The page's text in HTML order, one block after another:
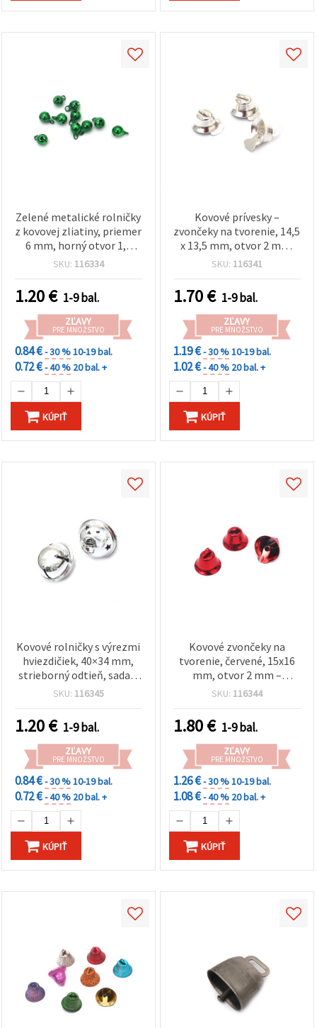
Zelené metalické rolničky
z kovovej zliatiny, priemer
6 mm, horný otvor 1,5
mm, lesklé prevedenie, 20
šperkov, vianočné ozdoby
a DIY dekorácie
SKU: 116334
1.20€ 1-9 bal.
ZĽAVY
PRE MNOŽSTVO
0.84 €- 30 %10-19 bal.
0.72 €- 40 % 20 bal. +
KÚPIŤ
Kovové prívesky –
zvončeky na tvorenie, 14,5
x 13,5 mm, otvor 2 mm,
biele, balenie 10 ks
SKU: 116341
1.70€ 1-9 bal.
ZĽAVY
PRE MNOŽSTVO
1.19 €- 30 %10-19 bal.
1.02 €- 40 % 20 bal. +
KÚPIŤ
Kovové rolničky s výrezmi
hviezdičiek, 40×34 mm,
strieborný odtieň, sada 2
ks – dekoračné na DIY
sviatočné dekorácie
SKU: 116345
1.20€ 1-9 bal.
ZĽAVY
PRE MNOŽSTVO
0.84 €- 30 %10-19 bal.
0.72 €- 40 % 20 bal. +
KÚPIŤ
Kovové zvončeky na
tvorenie, červené, 15x16
mm, otvor 2 mm –
balenie 10 ks
SKU: 116344
1.80€ 1-9 bal.
ZĽAVY
PRE MNOŽSTVO
1.26 €- 30 %10-19 bal.
1.08 €- 40 % 20 bal. +
KÚPIŤ